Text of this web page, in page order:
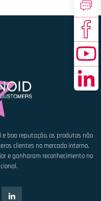
boa reputação, os produtos não
clientes no mercado interno,
e ganharam reconhecimento no